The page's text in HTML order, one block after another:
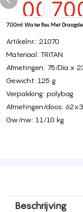
700ml Waterfles Met
Artikelnr.: 21070
Materiaal: TRITAN
Afmetingen: 75/Dia x
Gewicht: 125 g
Verpakking: polybag
Afmetingen/doos:
Gw/nw: 11/10 kg
Beschrijving